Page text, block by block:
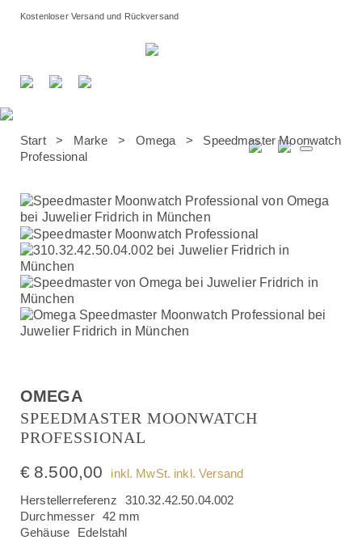
Kostenloser Versand und Rückversand
Start> Marke > Omega > Speedmaster Moonwatch
Professional
OMEGA
SPEEDMASTER MOONWATCH
PROFESSIONAL
€ 8.500,00
inkl. MwSt. inkl. Versand
Herstellerreferenz
310.32.42.50.04.002
Durchmesser
42 mm
Gehäuse
Edelstahl